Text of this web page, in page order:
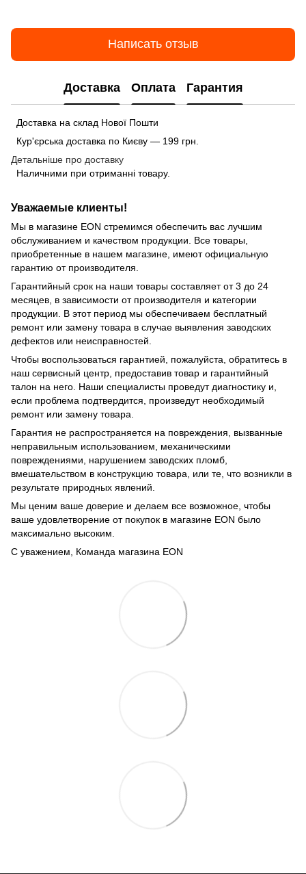
Написать отзыв
Доставка Оплата Гарантия
Доставка на склад Нової Пошти
Кур'єрська доставка по Києву — 199 грн.
Детальніше про доставку
Наличними при отриманні товару.
Уважаемые клиенты!
Мы в магазине EON стремимся обеспечить вас лучшим
обслуживанием и качеством продукции. Все товары,
приобретенные в нашем магазине, имеют официальную
гарантию от производителя.
Гарантийный срок на наши товары составляет от 3 до 24
месяцев, в зависимости от производителя и категории
продукции. В этот период мы обеспечиваем бесплатный
ремонт или замену товара в случае выявления заводских
дефектов или неисправностей.
Чтобы воспользоваться гарантией, пожалуйста, обратитесь в
наш сервисный центр, предоставив товар и гарантийный
талон на него. Наши специалисты проведут диагностику и,
если проблема подтвердится, произведут необходимый
ремонт или замену товара.
Гарантия не распространяется на повреждения, вызванные
неправильным использованием, механическими
повреждениями, нарушением заводских пломб,
вмешательством в конструкцию товара, или те, что возникли в
результате природных явлений.
Мы ценим ваше доверие и делаем все возможное, чтобы
ваше удовлетворение от покупок в магазине EON было
максимально высоким.
С уважением, Команда магазина EON